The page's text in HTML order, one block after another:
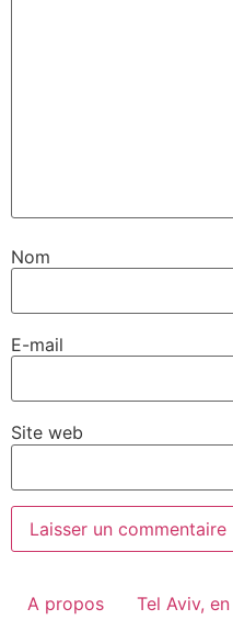
Nom
E-mail
Site web
A propos
Tel Aviv,